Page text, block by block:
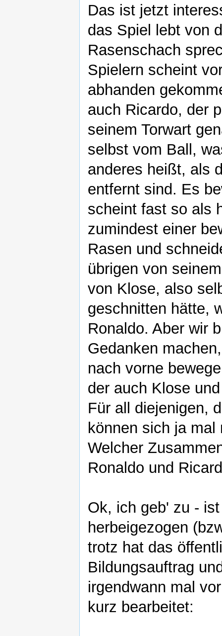
Das ist jetzt
das Spiel lebt von
Rasenschach
Spielern scheint
abhanden
auch Ricardo, der
seinem Torwart
selbst vom Ball,
anderes heißt, als
entfernt sind. Es
scheint fast so als
zumindest einer
Rasen und
übrigen von
von Klose, also
geschnitten hätte,
Ronaldo. Aber wir
Gedanken
nach vorne
der auch Klose
Für all diejenigen,
können sich ja
Welcher
Ronaldo und
Ok, ich geb' zu -
herbeigezogen
trotz hat das
Bildungsauftrag
irgendwann mal
kurz bearbeitet: